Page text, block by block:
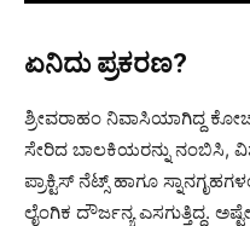
ಏನಿದು ಪ್ರಕರಣ?
ಶ್ರೀವರಾಹಂ ನಿವಾಸಿಯಾಗಿದ್ದ
ಸೇರಿದ ಬಾಲಕಿಯರನ್ನು ನಂಬಿಸಿ,
ಪ್ರಾಕ್ಟಿಸ್ ನೆಟ್ಸ್ ಹಾಗೂ
ಲೈಂಗಿಕ ದೌರ್ಜನ್ಯ ಎಸಗುತ್ತಿದ್ದ.